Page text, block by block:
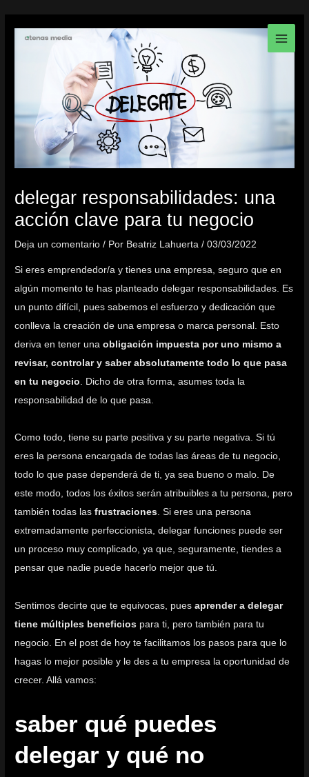
main
delegar responsabilidades: una
acción clave para tu negocio
Deja un comentario / Por Beatriz Lahuerta/03/03/2022
Si eres emprendedor/a y tienes una empresa, seguro que en
algún momento te has planteado delegar responsabilidades. Es
un punto difícil, pues sabemos el esfuerzo y dedicación que
conlleva la creación de una empresa o marca personal. Esto
deriva en tener unaobligación impuesta por uno mismo a
revisar, controlar y saber absolutamente todo lo que pasa
en tu negocio. Dicho de otra forma, asumes toda la
responsabilidad de lo que pasa.
Como todo, tiene su parte positiva y su parte negativa. Si tú
eres la persona encargada de todas las áreas de tu negocio,
todo lo que pase dependerá de ti, ya sea bueno o malo. De
este modo, todos los éxitos serán atribuibles a tu persona, pero
también todas lasfrustraciones. Si eres una persona
extremadamente perfeccionista, delegar funciones puede ser
un proceso muy complicado, ya que, seguramente, tiendes a
pensar que nadie puede hacerlo mejor que tú.
Sentimos decirte que te equivocas, puesaprender a delegar
tiene múltiples beneficios para ti, pero también para tu
negocio. En el post de hoy te facilitamos los pasos para que lo
hagas lo mejor posible y le des a tu empresa la oportunidad de
crecer. Allá vamos:
saber qué puedes
delegar y qué no